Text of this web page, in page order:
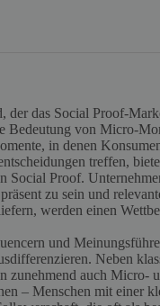
der das Social Proof-
Bedeutung von Micro-
in denen
treffen,
Social Proof.
zu sein und
werden einen
und
Neben
zunehmend auch Micro-
– Menschen mit einer